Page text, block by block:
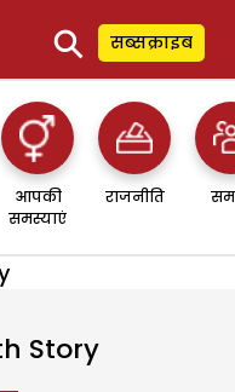
⚲ सब्सक्राइब
आपकी
समस्याएं
राजनीति
Story